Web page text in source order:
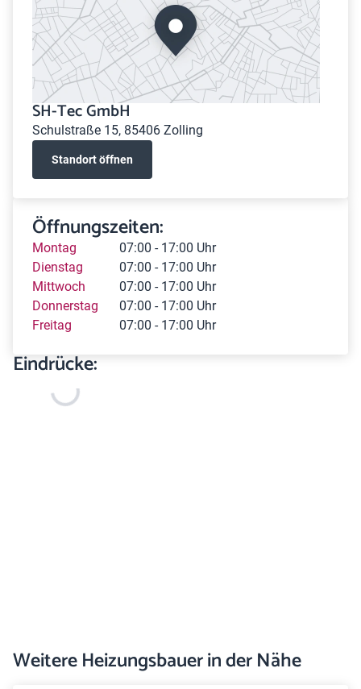
SH-Tec GmbH
Schulstraße 15, 85406 Zolling
Standort öffnen
Öffnungszeiten:
Montag
07:00 - 17:00 Uhr
Dienstag
07:00 - 17:00 Uhr
Mittwoch
07:00 - 17:00 Uhr
Donnerstag
07:00 - 17:00 Uhr
Freitag
07:00 - 17:00 Uhr
Eindrücke:
Weitere Heizungsbauer in der Nähe